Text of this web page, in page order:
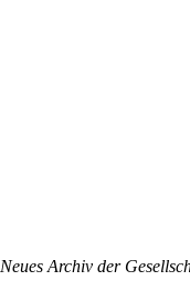
Neues Archiv der